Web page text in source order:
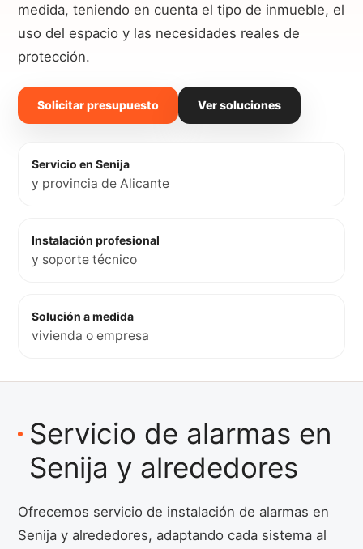
medida, teniendo en cuenta el tipo de inmueble, el
uso del espacio y las necesidades reales de
protección.
Solicitar presupuesto Ver soluciones
Servicio en Senija
y provincia de Alicante
Instalación profesional
y soporte técnico
Solución a medida
vivienda o empresa
Servicio de alarmas en
Senija y alrededores
Ofrecemos servicio de instalación de alarmas en
Senija y alrededores, adaptando cada sistema al